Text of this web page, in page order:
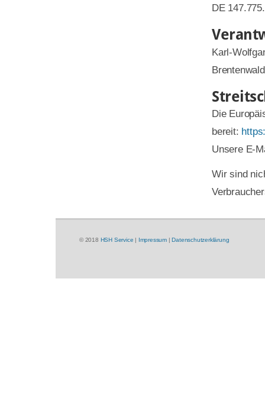
DE
Karl-
Die
bereit:
Unsere E-
Wir sind
© 2018 HSH Service | Impressum |Datenschutzerklärung